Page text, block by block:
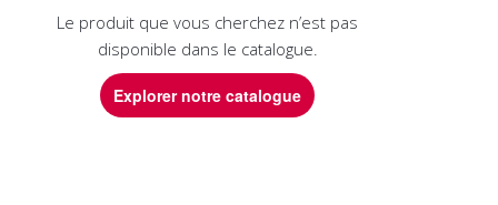
Le produit que vous cherchez n’est pas
disponible dans le catalogue.
Explorer notre catalogue